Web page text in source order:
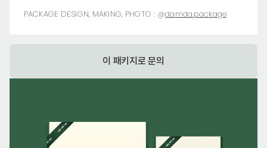
PACKAGE DESIGN, MAKING, PHOTO : @damda.package
이 패키지로 문의